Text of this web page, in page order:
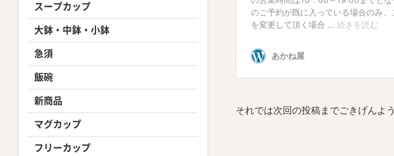
スープカップ
大鉢・中鉢・小鉢
急須
飯碗
新商品
マグカップ
フリーカップ
それでは次回の投稿までごきげんよう